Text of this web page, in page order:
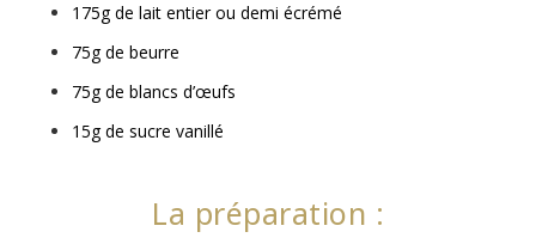
175g de lait entier ou demi écrémé⁣
75g de beurre ⁣
75g de blancs d’œufs⁣
15g de sucre vanillé
La préparation :